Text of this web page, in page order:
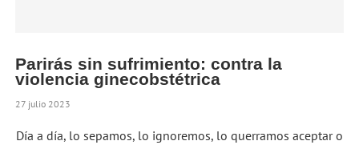
Parirás sin sufrimiento: contra la
violencia ginecobstétrica
27 julio 2023
Día a día, lo sepamos, lo ignoremos, lo querramos aceptar o